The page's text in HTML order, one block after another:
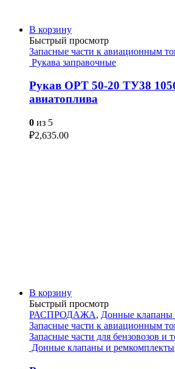
В корзину
Быстрый просмотр
Запасные части к авиационным
Рукава заправочные
Рукав ОРТ 50-20 ТУ38
авиатоплива
0 из 5
₽2,635.00
В корзину
Быстрый просмотр
РАСПРОДАЖА, Донные клапаны
Запасные части к авиационным
Запасные части для бензовозов и
Донные клапаны и ремкомплекты